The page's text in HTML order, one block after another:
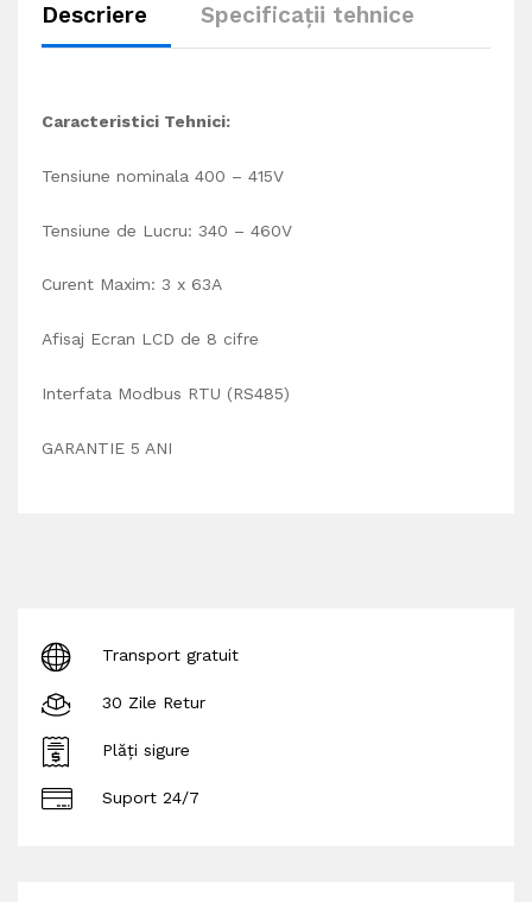
Descriere Specificații tehnice
Caracteristici Tehnici:
Tensiune nominala 400 – 415V
Tensiune de Lucru: 340 – 460V
Curent Maxim: 3 x 63A
Afisaj Ecran LCD de 8 cifre
Interfata Modbus RTU (RS485)
GARANTIE 5 ANI
Transport gratuit
30 Zile Retur
Plăți sigure
Suport 24/7